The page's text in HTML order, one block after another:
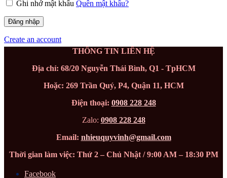
Ghi nhớ mật khẩu Quên mật khẩu?
Đăng nhập
Create an account
THÔNG TIN LIÊN HỆ
Địa chỉ: 68/20 Nguyễn Thái Bình, Q1 - TpHCM
Hoặc: 269 Trần Quý, P4, Quận 11, HCM
Điện thoại: 0908 228 248
Zalo: 0908 228 248
Email: nhieuquyvinh@gmail.com
Thời gian làm việc: Thứ 2 – Chủ Nhật / 9:00 AM – 18:30 PM
Facebook